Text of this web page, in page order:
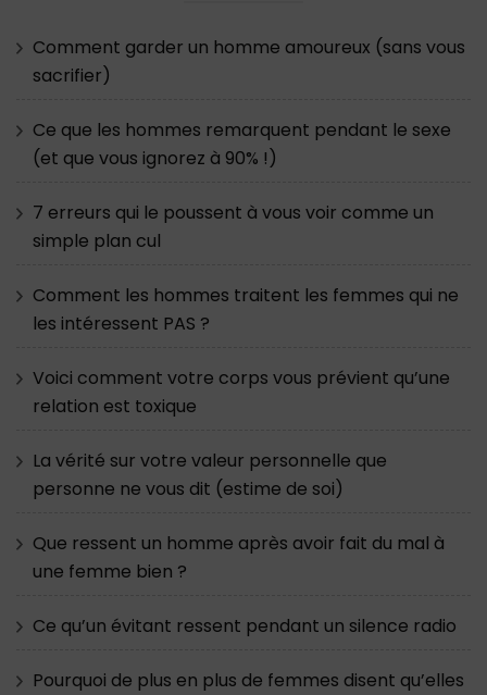
Comment garder un homme amoureux (sans vous
sacrifier)
Ce que les hommes remarquent pendant le sexe
(et que vous ignorez à 90% !)
7 erreurs qui le poussent à vous voir comme un
simple plan cul
Comment les hommes traitent les femmes qui ne
les intéressent PAS ?
Voici comment votre corps vous prévient qu’une
relation est toxique
La vérité sur votre valeur personnelle que
personne ne vous dit (estime de soi)
Que ressent un homme après avoir fait du mal à
une femme bien ?
Ce qu’un évitant ressent pendant un silence radio
Pourquoi de plus en plus de femmes disent qu’elles